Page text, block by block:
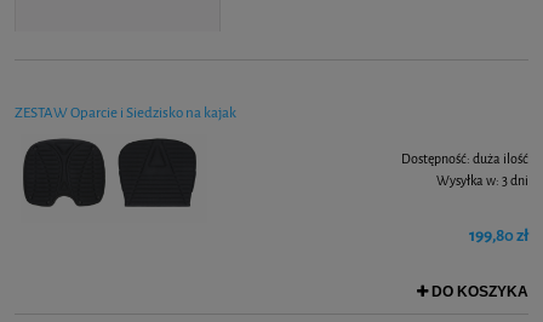
ZESTAW Oparcie i Siedzisko na kajak
Dostępność: duża ilość
Wysyłka w: 3 dni
199,80 zł
DO KOSZYKA